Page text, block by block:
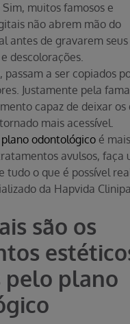
muitos famosos e
não abrem mão do
antes de gravarem
descolorações.
a ser copiados
Justamente pela
capaz de deixar os
mais acessível.
plano odontológico é mais
avulsos, faça
tudo o que é possível
da Hapvida
são os
pelo plano